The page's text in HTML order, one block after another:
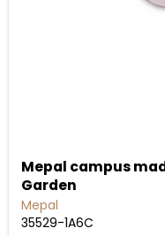
Mepal campus
Garden
Mepal
35529-1A6C